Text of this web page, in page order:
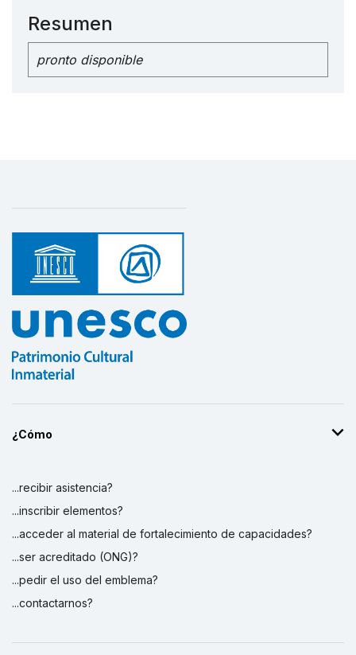
Resumen
pronto disponible
¿Cómo
...recibir asistencia?
...inscribir elementos?
...acceder al material de fortalecimiento de capacidades?
...ser acreditado (ONG)?
...pedir el uso del emblema?
...contactarnos?